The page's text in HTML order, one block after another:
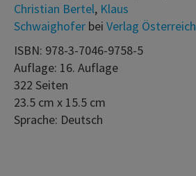
Christian Bertel, Klaus
Schwaighofer bei Verlag Österreich
ISBN: 978-3-7046-9758-5
Auflage: 16. Auflage
322 Seiten
23.5 cm x 15.5 cm
Sprache: Deutsch